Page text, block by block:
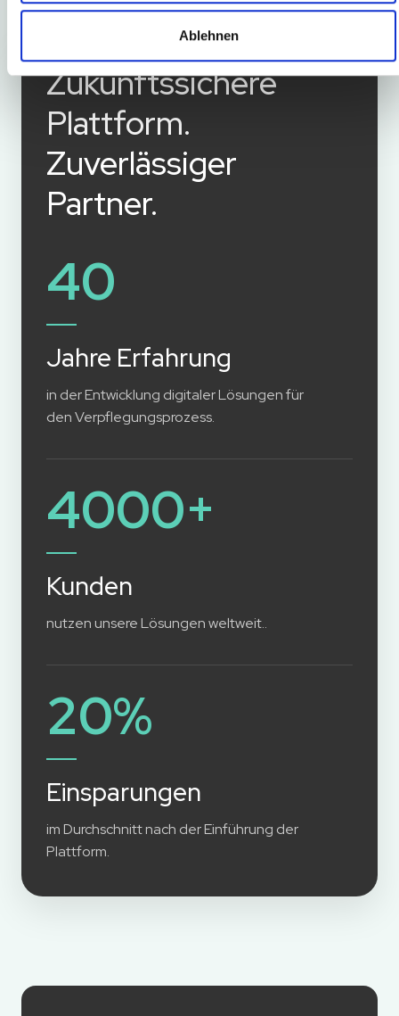
Ablehnen
Zukunftssichere
Plattform.
Zuverlässiger
Partner.
40
Jahre Erfahrung
in der Entwicklung digitaler Lösungen für
den Verpflegungsprozess.
4000+
Kunden
nutzen unsere Lösungen weltweit..
20%
Einsparungen
im Durchschnitt nach der Einführung der
Plattform.